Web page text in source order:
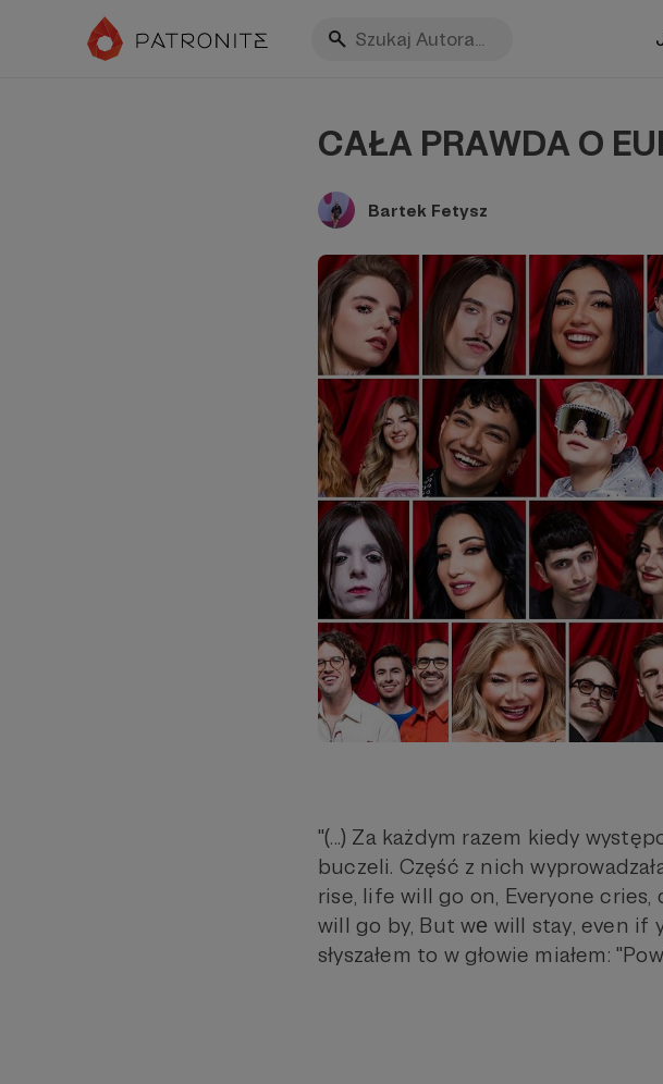
CAŁA PRAWDA O
Bartek Fetysz
"(...) Za każdym razem kiedy
buczeli. Część z nich
rise, life will go on, Everyone
will go by, But wе will stay, even if
słyszałem to w głowie miałem: